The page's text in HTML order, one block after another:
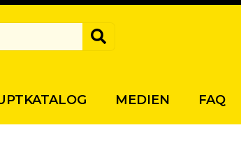
MEDIEN FAQ